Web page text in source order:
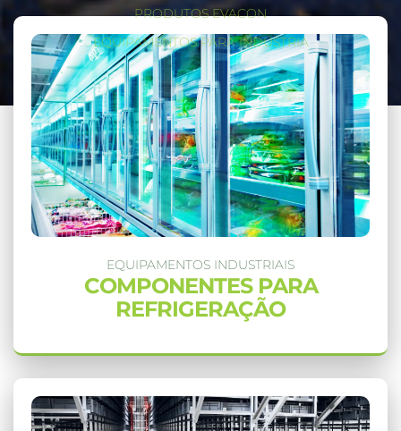
PRODUTOS EVACON
EQUIPAMENTOS PARA INDÚSTRIA
EQUIPAMENTOS INDUSTRIAIS
COMPONENTES PARA
REFRIGERAÇÃO